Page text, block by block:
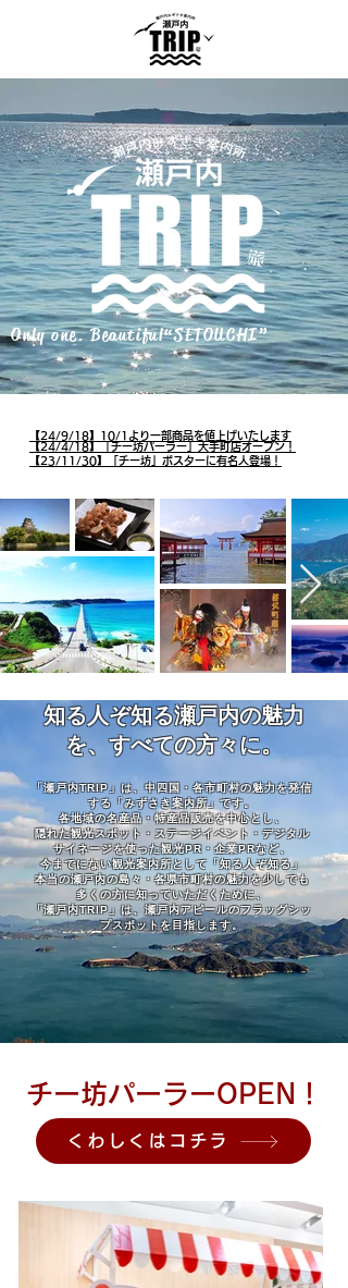
Only one. Beautiful“SETOUCHI”
【24/9/18】10/1より一部商品を値上げいたします
【24/4/18】「チー坊パーラー」大手町店オープン！
【23/11/30】「チー坊」ポスターに有名人登場！
知る人ぞ知る瀬戸内の魅力
を、すべての方々に。
「瀬戸内TRIP」は、中四国・各市町村の魅力を発信
する「みずさき案内所」です。
各地域の名産品・特産品販売を中心とし、
隠れた観光スポット・ステージイベント・デジタル
サイネージを使った観光PR・企業PRなど、
今までにない観光案内所として「知る人ぞ知る」
本当の瀬戸内の島々・各県市町村の魅力を少しでも
多くの方に知っていただくために、
「瀬戸内TRIP」は、瀬戸内アピールのフラッグシッ
プスポットを目指します。
くわしくはコチラ
​チー坊パーラーOPEN！